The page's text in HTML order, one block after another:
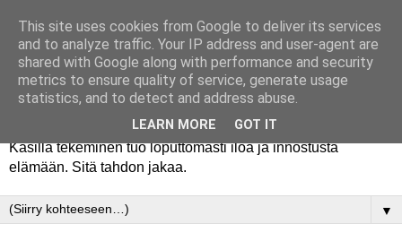
Käsillä tekeminen tuo loputtomasti iloa ja innostusta
elämään. Sitä tahdon jakaa.
▼
This site uses cookies from Google to deliver its services
and to analyze traffic. Your IP address and user-agent are
shared with Google along with performance and security
metrics to ensure quality of service, generate usage
statistics, and to detect and address abuse.
LEARN MORE GOT IT